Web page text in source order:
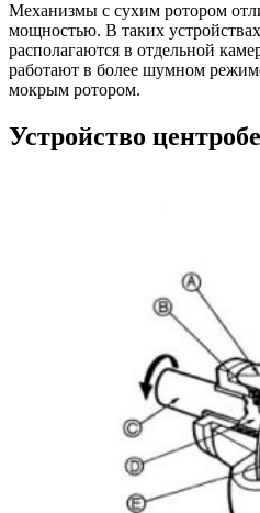
Механизмы с сухим ротором
мощностью. В таких
располагаются в отдельной
работают в более шумном
мокрым ротором.
Устройство